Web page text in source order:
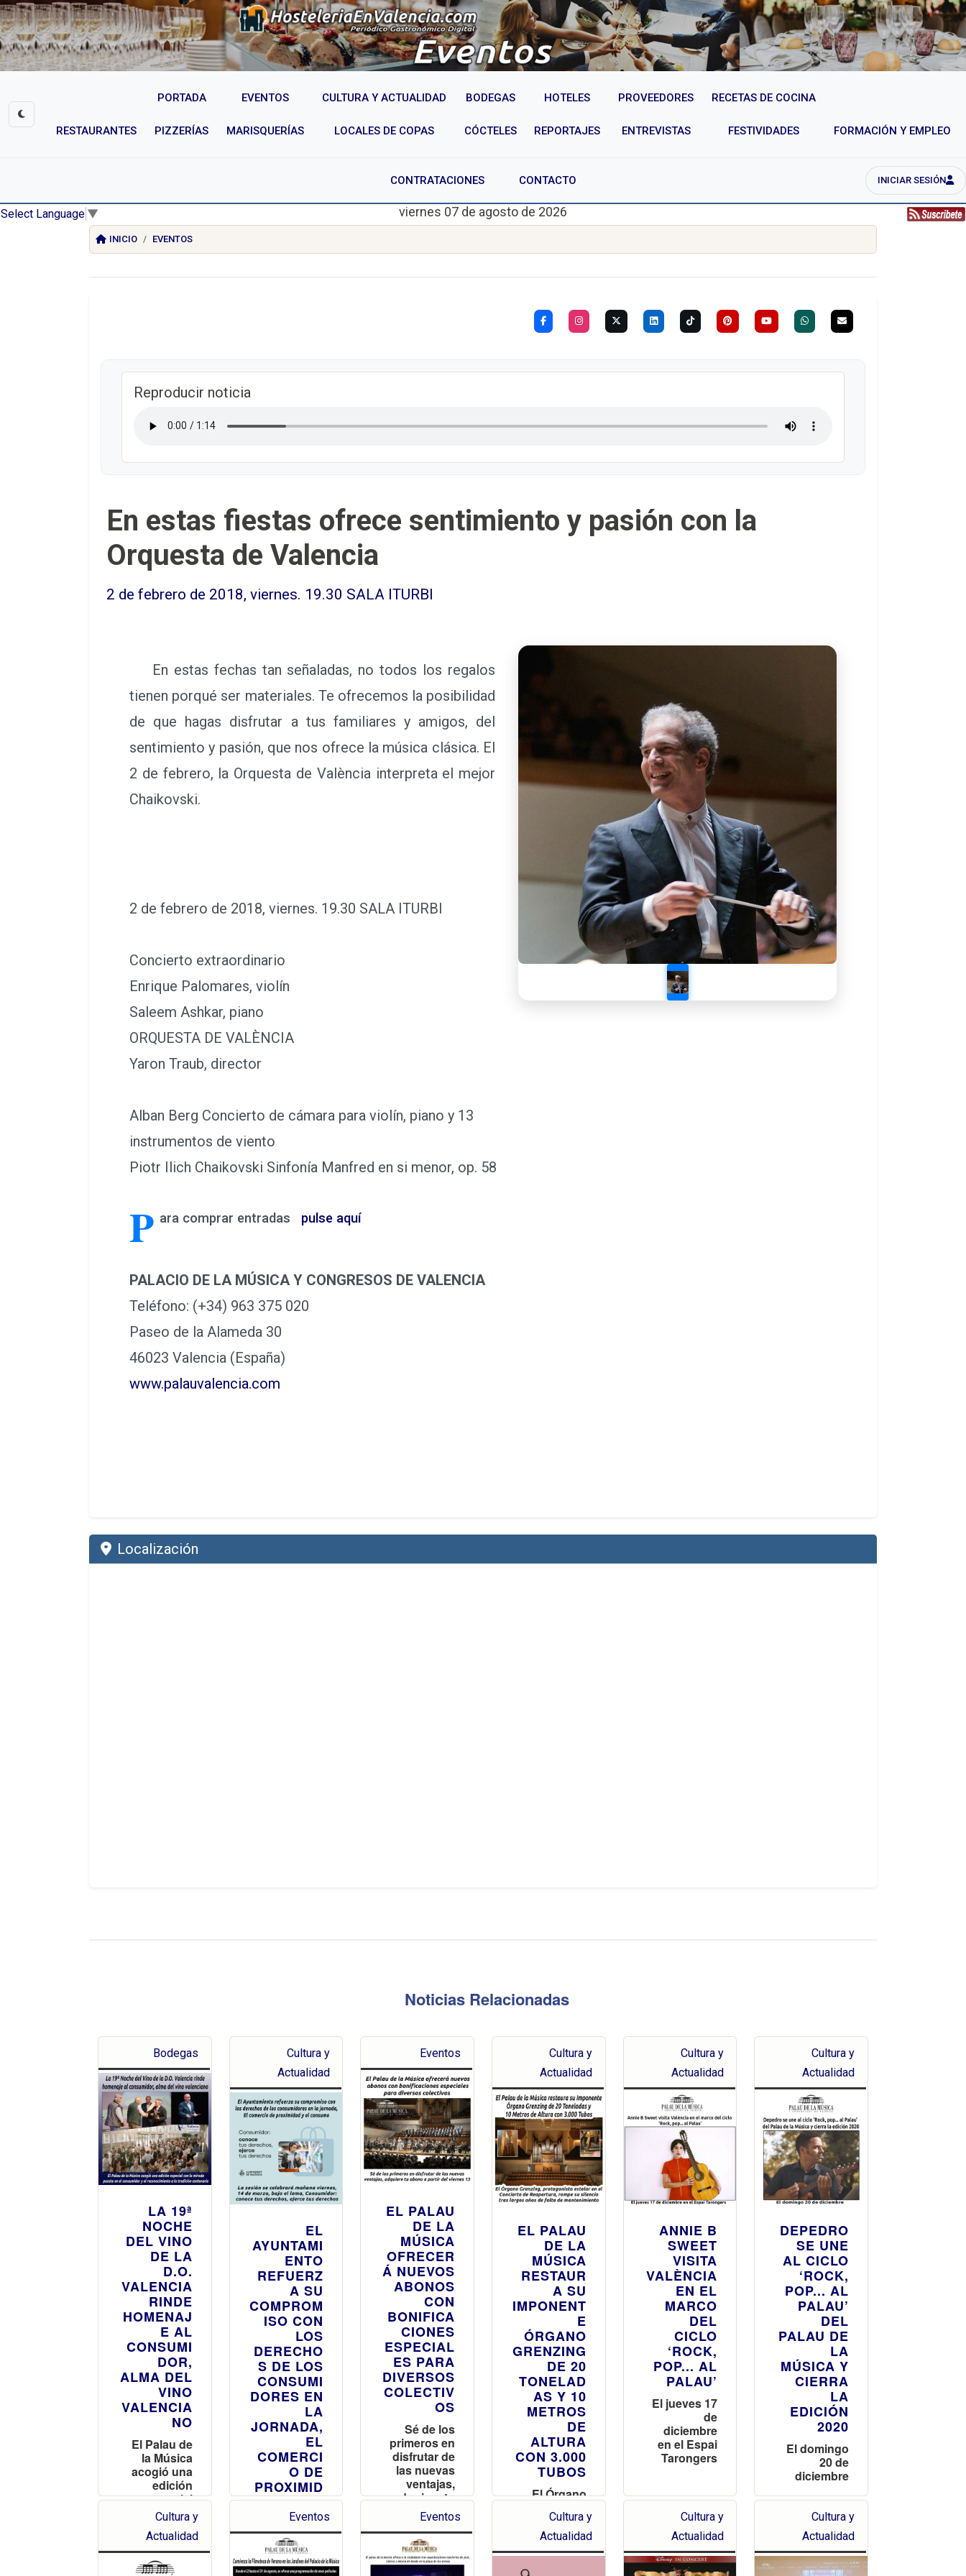
PORTADA EVENTOS CULTURA Y ACTUALIDAD BODEGAS HOTELES PROVEEDORES RECETAS DE COCINA
RESTAURANTES PIZZERÍAS MARISQUERÍAS LOCALES DE COPAS CÓCTELES REPORTAJES ENTREVISTAS FESTIVIDADES FORMACIÓN Y EMPLEO
CONTRATACIONES CONTACTO INICIAR SESIÓN
Select Language ▼ viernes 07 de agosto de 2026
INICIO EVENTOS
Reproducir noticia
En estas fiestas ofrece sentimiento y pasión con la
Orquesta de Valencia
2 de febrero de 2018, viernes. 19.30 SALA ITURBI
En estas fechas tan señaladas, no todos los regalos
tienen porqué ser materiales. Te ofrecemos la posibilidad
de que hagas disfrutar a tus familiares y amigos, del
sentimiento y pasión, que nos ofrece la música clásica. El
2 de febrero, la Orquesta de València interpreta el mejor
Chaikovski.
2 de febrero de 2018, viernes. 19.30 SALA ITURBI
Concierto extraordinario
Enrique Palomares, violín
Saleem Ashkar, piano
ORQUESTA DE VALÈNCIA
Yaron Traub, director
Alban Berg Concierto de cámara para violín, piano y 13
instrumentos de viento
Piotr Ilich Chaikovski Sinfonía Manfred en si menor, op. 58
P ara comprar entradas pulse aquí
PALACIO DE LA MÚSICA Y CONGRESOS DE VALENCIA
Teléfono: (+34) 963 375 020
Paseo de la Alameda 30
46023 Valencia (España)
www.palauvalencia.com
Localización
Noticias Relacionadas
Bodegas
LA 19ª
NOCHE
DEL VINO
DE LA
D.O.
VALENCIA
RINDE
HOMENAJ
E AL
CONSUMI
DOR,
ALMA DEL
VINO
VALENCIA
NO
El Palau de
la Música
acogió una
edición
especial
con la
mirada
puesta en el
consumidor
y el
Cultura y
Actualidad
EL
AYUNTAMI
ENTO
REFUERZ
A SU
COMPROM
ISO CON
LOS
DERECHO
S DE LOS
CONSUMI
DORES EN
LA
JORNADA,
EL
COMERCI
O DE
PROXIMID
AD Y EL
CONSUMO
La sesión
se celebrará
mañana
Eventos
EL PALAU
DE LA
MÚSICA
OFRECER
Á NUEVOS
ABONOS
CON
BONIFICA
CIONES
ESPECIAL
ES PARA
DIVERSOS
COLECTIV
OS
Sé de los
primeros en
disfrutar de
las nuevas
ventajas,
adquiere tu
abono a
partir del
viernes 13
Cultura y
Actualidad
EL PALAU
DE LA
MÚSICA
RESTAUR
A SU
IMPONENT
E
ÓRGANO
GRENZING
DE 20
TONELAD
AS Y 10
METROS
DE
ALTURA
CON 3.000
TUBOS
El Órgano
protagonist
a estelar en
el Concierto
Cultura y
Actualidad
ANNIE B
SWEET
VISITA
VALÈNCIA
EN EL
MARCO
DEL
CICLO
‘ROCK,
POP... AL
PALAU’
El jueves 17
de
diciembre
en el Espai
Tarongers
Cultura y
Actualidad
DEPEDRO
SE UNE
AL CICLO
‘ROCK,
POP... AL
PALAU’
DEL
PALAU DE
LA
MÚSICA Y
CIERRA
LA
EDICIÓN
2020
El domingo
20 de
diciembre
Cultura y
Actualidad
Eventos Eventos
Cultura y
Actualidad
Cultura y
Actualidad
Cultura y
Actualidad